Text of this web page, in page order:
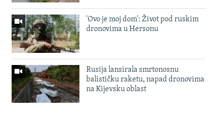
'Ovo je moj dom': Život pod ruskim
dronovima u Hersonu
Rusija lansirala smrtonosnu
balističku raketu, napad dronovima
na Kijevsku oblast